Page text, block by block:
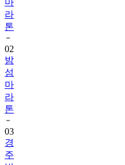
톤
02
밤
섬
마
라
톤
03
경
주
벚
꽃